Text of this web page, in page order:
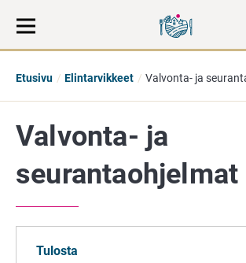
suoraan
sisältöön
koko
sivuston
Etusivu Elintarvikkeet Valvonta- ja
Valvonta- ja
seurantaohjelmat
Tulosta